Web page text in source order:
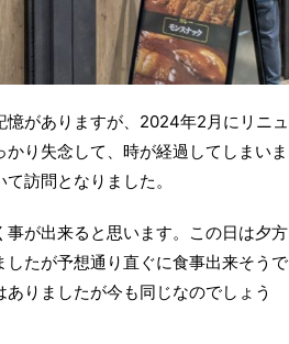
憶がありますが、2024年2月にリニュ
り失念して、時が経過してしまいま
訪問となりました。
が出来ると思います。この日は夕方
たが予想通り直ぐに食事出来そうで
りましたが今も同じなのでしょう